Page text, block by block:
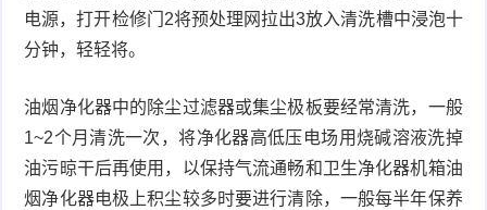
电源，打开检修门2将预处理网拉出3放入清洗槽中浸泡十
分钟，轻轻将。
油烟净化器中的除尘过滤器或集尘极板要经常清洗，一般
1~2个月清洗一次，将净化器高低压电场用烧碱溶液洗掉
油污晾干后再使用，以保持气流通畅和卫生净化器机箱油
烟净化器电极上积尘较多时要进行清除，一般每半年保养